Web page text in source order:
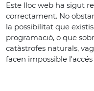
Este lloc web ha sigut
correctament. No
la possibilitat que
programació, o que
catàstrofes naturals,
facen impossible